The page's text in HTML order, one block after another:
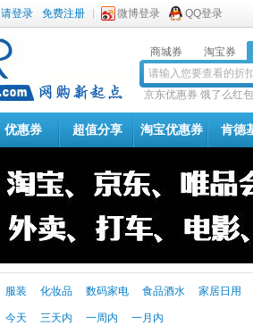
请登录 免费注册 微博登录 QQ登录
商城券 淘宝券
京东优惠券 饿了么红包
优惠券 超值分享 淘宝优惠券 肯德
服装 化妆品 数码家电 食品酒水 家居日用
今天 三天内 一周内 一月内